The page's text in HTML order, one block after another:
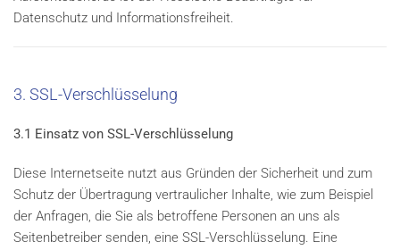
Datenschutz und Informationsfreiheit.
3. SSL-Verschlüsselung
3.1 Einsatz von SSL-Verschlüsselung
Diese Internetseite nutzt aus Gründen der Sicherheit und zum
Schutz der Übertragung vertraulicher Inhalte, wie zum Beispiel
der Anfragen, die Sie als betroffene Personen an uns als
Seitenbetreiber senden, eine SSL-Verschlüsselung. Eine